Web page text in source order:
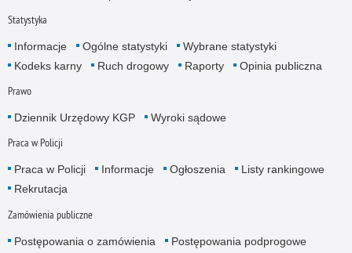
Statystyka
Informacje Ogólne statystyki
Wybrane statystyki
Kodeks karny
Ruch drogowy Raporty Opinia publiczna
Prawo
Dziennik Urzędowy KGP Wyroki sądowe
Praca w Policji
Praca w Policji Informacje Ogłoszenia
Listy rankingowe
Rekrutacja
Zamówienia publiczne
Postępowania o zamówienia
Postępowania podprogowe